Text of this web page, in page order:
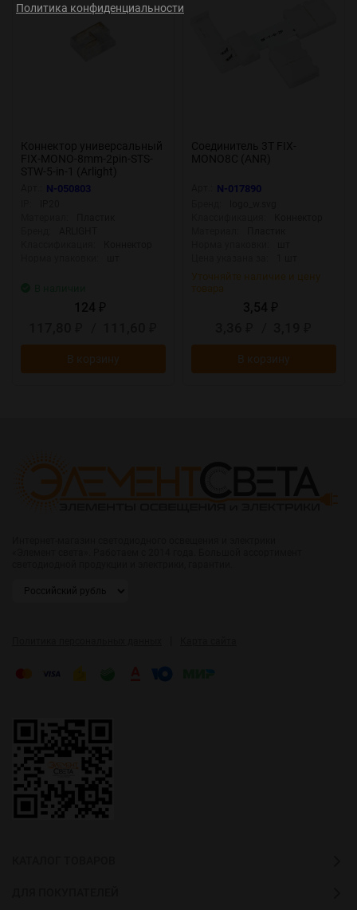
N-050803 N-017890
Уточняйте наличие и цену
товара
Политика конфиденциальности